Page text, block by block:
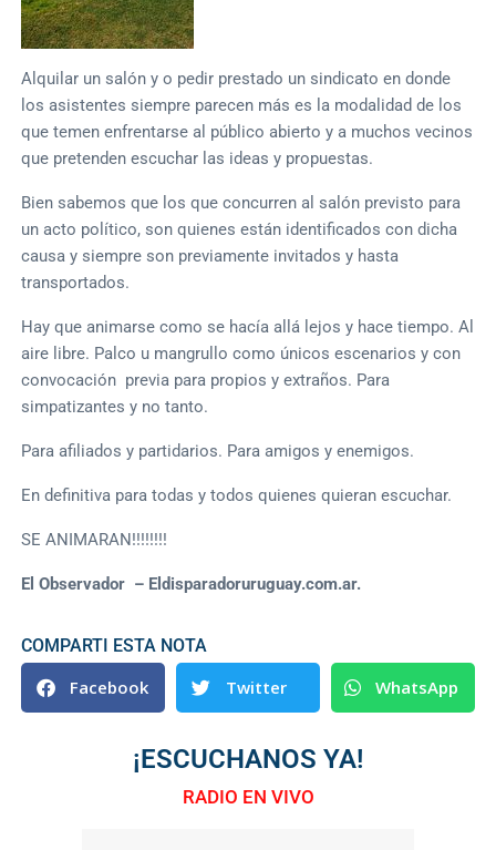
Alquilar un salón y o pedir prestado un sindicato en donde
los asistentes siempre parecen más es la modalidad de los
que temen enfrentarse al público abierto y a muchos vecinos
que pretenden escuchar las ideas y propuestas.
Bien sabemos que los que concurren al salón previsto para
un acto político, son quienes están identificados con dicha
causa y siempre son previamente invitados y hasta
transportados.
Hay que animarse como se hacía allá lejos y hace tiempo. Al
aire libre. Palco u mangrullo como únicos escenarios y con
convocación previa para propios y extraños. Para
simpatizantes y no tanto.
Para afiliados y partidarios. Para amigos y enemigos.
En definitiva para todas y todos quienes quieran escuchar.
SE ANIMARAN!!!!!!!!
El Observador – Eldisparadoruruguay.com.ar.
COMPARTI ESTA NOTA
Facebook Twitter WhatsApp
¡ESCUCHANOS YA!
RADIO EN VIVO